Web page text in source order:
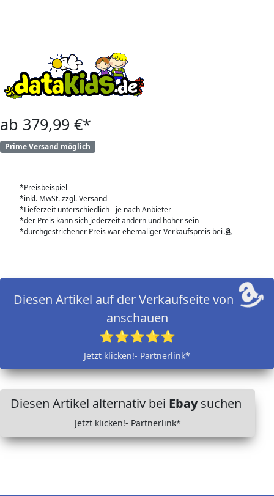
ab 379,99 €*
Prime Versand möglich
*Preisbeispiel
*inkl. MwSt. zzgl. Versand
*Lieferzeit unterschiedlich - je nach Anbieter
*der Preis kann sich jederzeit ändern und höher sein
*durchgestrichener Preis war ehemaliger Verkaufspreis bei
Diesen Artikel auf der Verkaufseite von
anschauen
⭐⭐⭐⭐⭐
Jetzt klicken!- Partnerlink*
Diesen Artikel alternativ bei Ebaysuchen
Jetzt klicken!- Partnerlink*